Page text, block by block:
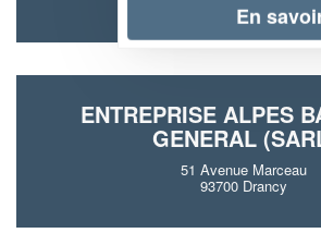
ENTREPRISE ALPES
GENERAL
51 Avenue Marceau
93700 Drancy
En